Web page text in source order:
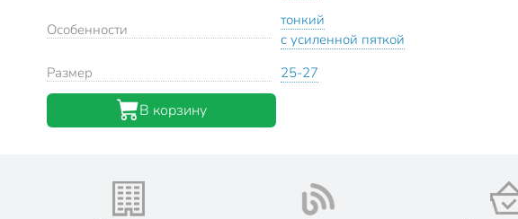
Особенности
тонкий
с усиленной пяткой
Размер
25-27
В корзину